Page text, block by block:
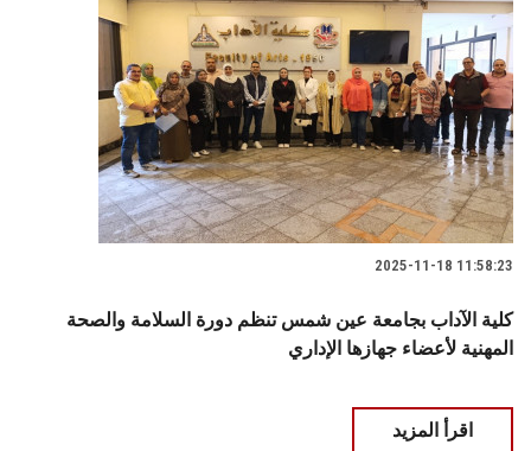
2025-11-18 11:58:23
كلية الآداب بجامعة عين شمس تنظم دورة السلامة والصحة
المهنية لأعضاء جهازها الإداري
اقرأ المزيد